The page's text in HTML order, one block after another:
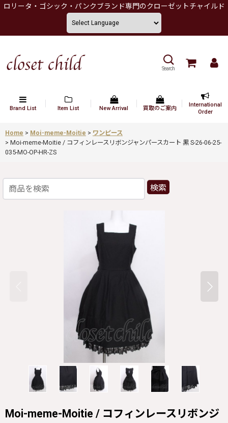
ロリータ・ゴシック・パンクブランド専門のクローゼットチャイルド
Search
Brand List Item List New Arrival 買取のご案内
International
Order
Home > Moi-meme-Moitie > ワンピース
> Moi-meme-Moitie / コフィンレースリボンジャンパースカート 黒 S-26-06-25-
035-MO-OP-HR-ZS
検索
Moi-meme-Moitie / コフィンレースリボンジ